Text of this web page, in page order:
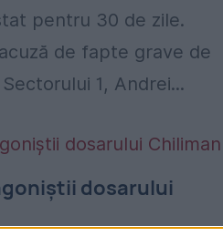
pentru 30 de zile.
de fapte grave de
1, Andrei...
dosarului